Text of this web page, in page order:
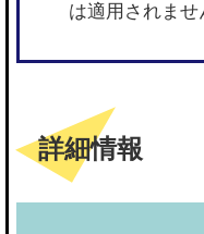
は適用されませ
詳細情報